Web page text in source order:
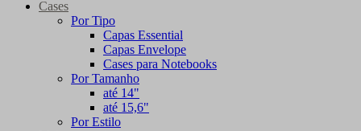
Cases
Por Tipo
Capas Essential
Capas Envelope
Cases para Notebooks
Por Tamanho
até 14"
até 15,6"
Por Estilo